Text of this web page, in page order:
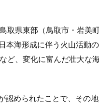
取県東部（鳥取市・岩美
本海形成に伴う火山活動
ど、変化に富んだ壮大な
認められたことで、その